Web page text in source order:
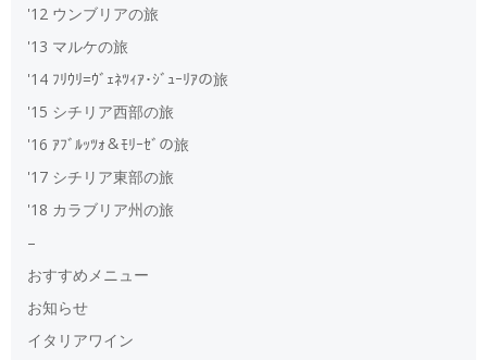
'12 ウンブリアの旅
'13 マルケの旅
'14 ﾌﾘｳﾘ=ｳﾞｪﾈﾂｨｱ･ｼﾞｭｰﾘｱの旅
'15 シチリア西部の旅
'16 ｱﾌﾞﾙｯﾂｫ＆ﾓﾘｰｾﾞの旅
'17 シチリア東部の旅
'18 カラブリア州の旅
–
おすすめメニュー
お知らせ
イタリアワイン